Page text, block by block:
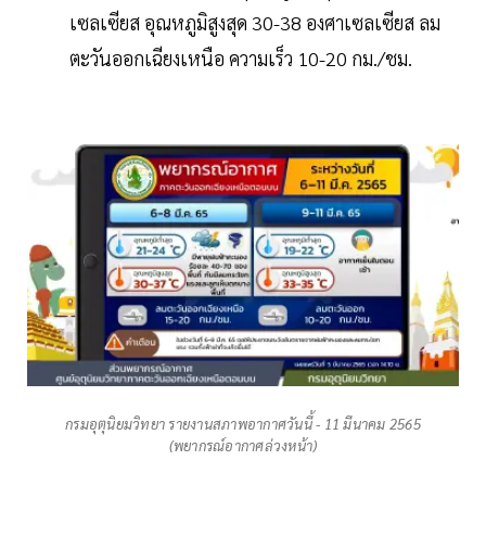
เซลเซียส อุณหภูมิสูงสุด 30-38 องศาเซลเซียส ลม
ตะวันออกเฉียงเหนือ ความเร็ว 10-20 กม./ชม.
กรมอุตุนิยมวิทยา รายงานสภาพอากาศวันนี้ - 11 มีนาคม 2565
(พยากรณ์อากาศล่วงหน้า)